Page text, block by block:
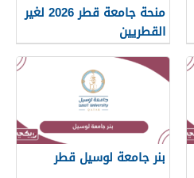
منحة جامعة قطر 2026 لغير
القطريين
بنر جامعة لوسيل قطر